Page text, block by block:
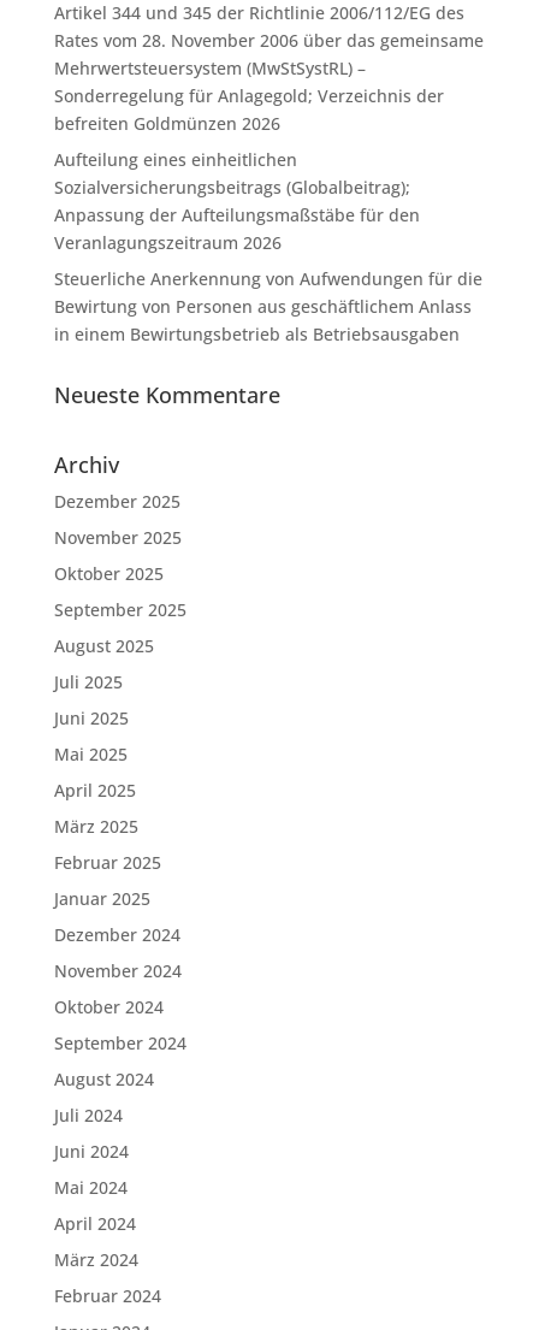
Artikel 344 und 345 der Richtlinie 2006/112/EG des
Rates vom 28. November 2006 über das gemeinsame
Mehrwertsteuersystem (MwStSystRL) –
Sonderregelung für Anlagegold; Verzeichnis der
befreiten Goldmünzen 2026
Aufteilung eines einheitlichen
Sozialversicherungsbeitrags (Globalbeitrag);
Anpassung der Aufteilungsmaßstäbe für den
Veranlagungszeitraum 2026
Steuerliche Anerkennung von Aufwendungen für die
Bewirtung von Personen aus geschäftlichem Anlass
in einem Bewirtungsbetrieb als Betriebsausgaben
Neueste Kommentare
Archiv
Dezember 2025
November 2025
Oktober 2025
September 2025
August 2025
Juli 2025
Juni 2025
Mai 2025
April 2025
März 2025
Februar 2025
Januar 2025
Dezember 2024
November 2024
Oktober 2024
September 2024
August 2024
Juli 2024
Juni 2024
Mai 2024
April 2024
März 2024
Februar 2024